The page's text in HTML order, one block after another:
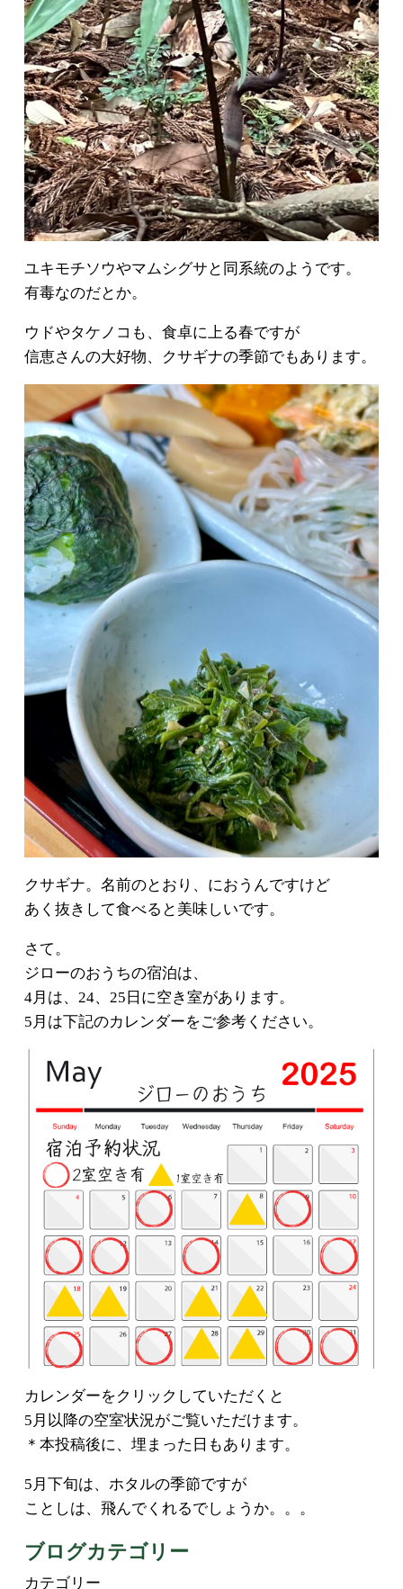
ユキモチソウやマムシグサと同系統のようです。
有毒なのだとか。
ウドやタケノコも、食卓に上る春ですが
信恵さんの大好物、クサギナの季節でもあります。
クサギナ。名前のとおり、におうんですけど
あく抜きして食べると美味しいです。
さて。
ジローのおうちの宿泊は、
4月は、24、25日に空き室があります。
5月は下記のカレンダーをご参考ください。
カレンダーをクリックしていただくと
5月以降の空室状況がご覧いただけます。
＊本投稿後に、埋まった日もあります。
5月下旬は、ホタルの季節ですが
ことしは、飛んでくれるでしょうか。。。
ブログカテゴリー
カテゴリー